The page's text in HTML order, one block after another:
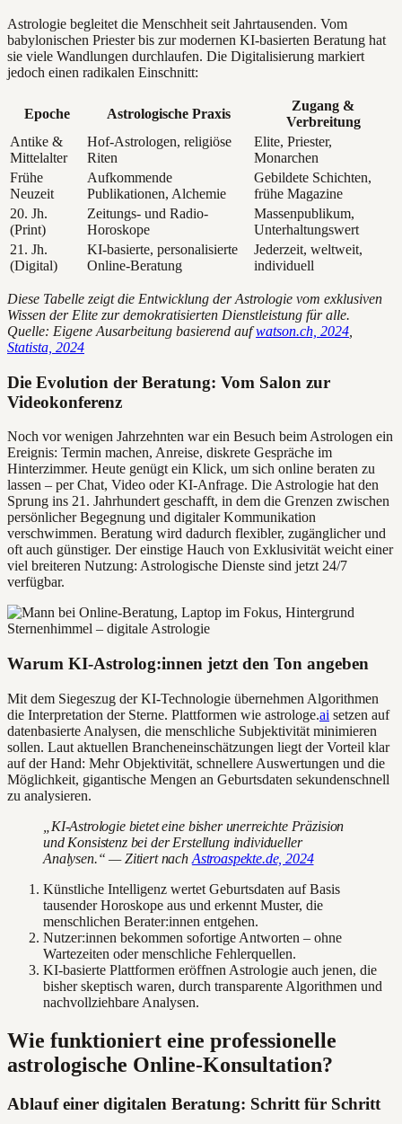
Astrologie begleitet die Menschheit seit Jahrtausenden. Vom
babylonischen Priester bis zur modernen KI-basierten Beratung hat
sie viele Wandlungen durchlaufen. Die Digitalisierung markiert
jedoch einen radikalen Einschnitt:
Epoche Astrologische Praxis
Zugang &
Verbreitung
Antike &
Mittelalter
Hof-Astrologen, religiöse
Riten
Elite, Priester,
Monarchen
Frühe
Neuzeit
Aufkommende
Publikationen, Alchemie
Gebildete Schichten,
frühe Magazine
20. Jh.
(Print)
Zeitungs- und Radio-
Horoskope
Massenpublikum,
Unterhaltungswert
21. Jh.
(Digital)
KI-basierte, personalisierte
Online-Beratung
Jederzeit, weltweit,
individuell
Diese Tabelle zeigt die Entwicklung der Astrologie vom exklusiven
Wissen der Elite zur demokratisierten Dienstleistung für alle.
Quelle: Eigene Ausarbeitung basierend aufwatson.ch, 2024
Statista, 2024
Die Evolution der Beratung: Vom Salon zur
Videokonferenz
Noch vor wenigen Jahrzehnten war ein Besuch beim Astrologen ein
Ereignis: Termin machen, Anreise, diskrete Gespräche im
Hinterzimmer. Heute genügt ein Klick, um sich online beraten zu
lassen – per Chat, Video oder KI-Anfrage. Die Astrologie hat den
Sprung ins 21. Jahrhundert geschafft, in dem die Grenzen zwischen
persönlicher Begegnung und digitaler Kommunikation
verschwimmen. Beratung wird dadurch flexibler, zugänglicher und
oft auch günstiger. Der einstige Hauch von Exklusivität weicht einer
viel breiteren Nutzung: Astrologische Dienste sind jetzt 24/7
verfügbar.
Warum KI-Astrolog:innen jetzt den Ton angeben
Mit dem Siegeszug der KI-Technologie übernehmen Algorithmen
die Interpretation der Sterne. Plattformen wie astrologe.ai setzen auf
datenbasierte Analysen, die menschliche Subjektivität minimieren
sollen. Laut aktuellen Brancheneinschätzungen liegt der Vorteil klar
auf der Hand: Mehr Objektivität, schnellere Auswertungen und die
Möglichkeit, gigantische Mengen an Geburtsdaten sekundenschnell
zu analysieren.
„KI-Astrologie bietet eine bisher unerreichte Präzision
und Konsistenz bei der Erstellung individueller
Analysen.“ — Zitiert nach Astroaspekte.de, 2024
Künstliche Intelligenz wertet Geburtsdaten auf Basis
tausender Horoskope aus und erkennt Muster, die
menschlichen Berater:innen entgehen.
Nutzer:innen bekommen sofortige Antworten – ohne
Wartezeiten oder menschliche Fehlerquellen.
KI-basierte Plattformen eröffnen Astrologie auch jenen, die
bisher skeptisch waren, durch transparente Algorithmen und
nachvollziehbare Analysen.
Wie funktioniert eine professionelle
astrologische Online-Konsultation?
Ablauf einer digitalen Beratung: Schritt für Schritt